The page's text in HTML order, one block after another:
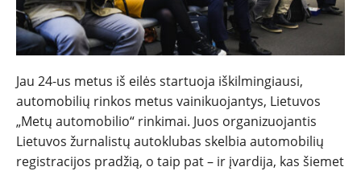
TESTAI
NAUJI
NAUDOTI
REPORTAŽAI
Jau 24-us metus iš eilės startuoja iškilmingiausi,
automobilių rinkos metus vainikuojantys, Lietuvos
„Metų automobilio“ rinkimai. Juos organizuojantis
Lietuvos žurnalistų autoklubas skelbia automobilių
registracijos pradžią, o taip pat – ir įvardija, kas šiemet